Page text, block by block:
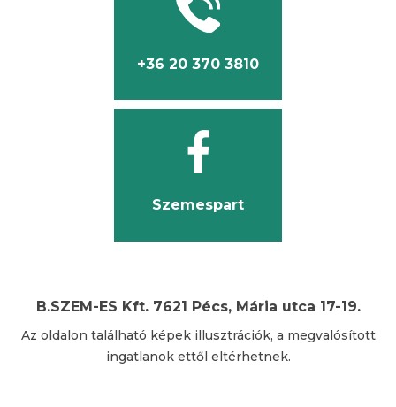
+36 20 370 3810
Szemespart
B.SZEM-ES Kft. 7621 Pécs, Mária utca 17-19.
Az oldalon található képek illusztrációk, a megvalósított
ingatlanok ettől eltérhetnek.